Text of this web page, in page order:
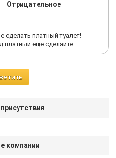
Отрицательное
сделать платный туалет!
платный еще сделайте.
компании